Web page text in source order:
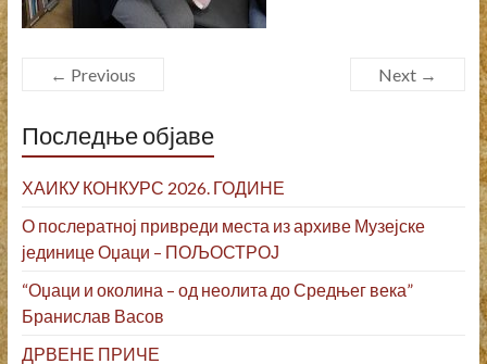
← Previous Next →
Последње објаве
ХАИКУ КОНКУРС 2026. ГОДИНЕ
О послератној привреди места из архиве Музејске
јединице Оџаци – ПОЉОСТРОЈ
“Оџаци и околина – од неолита до Средњег века”
Бранислав Васов
ДРВЕНЕ ПРИЧЕ